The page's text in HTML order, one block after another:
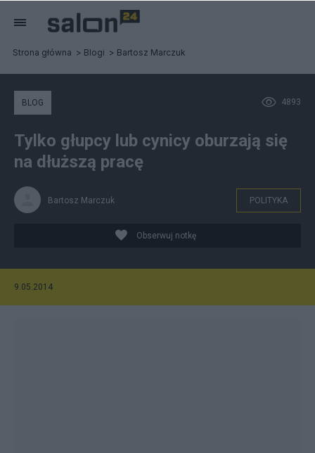
Strona główna Blogi Bartosz Marczuk
4893
BLOG
Tylko głupcy lub cynicy oburzają się
na dłuższą pracę
Bartosz Marczuk POLITYKA
Obserwuj notkę
9.05.2014